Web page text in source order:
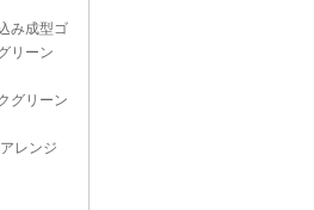
み成型ゴ
リーン
グリーン
レンジ